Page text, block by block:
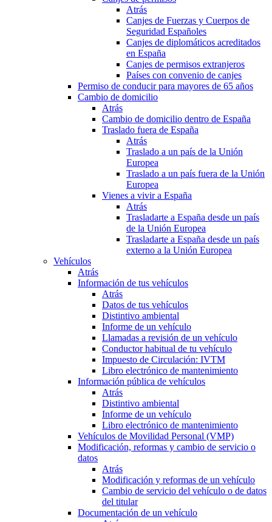
Atrás
Canjes de Fuerzas y Cuerpos de
Seguridad Españoles
Canjes de diplomáticos acreditados
en España
Canjes de permisos extranjeros
Países con convenio de canjes
Permiso de conducir para mayores de 65 años
Cambio de domicilio
Atrás
Cambio de domicilio dentro de España
Traslado fuera de España
Atrás
Traslado a un país de la Unión
Europea
Traslado a un país fuera de la Unión
Europea
Vienes a vivir a España
Atrás
Trasladarte a España desde un país
de la Unión Europea
Trasladarte a España desde un país
externo a la Unión Europea
Vehículos
Atrás
Información de tus vehículos
Atrás
Datos de tus vehículos
Distintivo ambiental
Informe de un vehículo
Llamadas a revisión de un vehículo
Conductor habitual de tu vehículo
Impuesto de Circulación: IVTM
Libro electrónico de mantenimiento
Información pública de vehículos
Atrás
Distintivo ambiental
Informe de un vehículo
Libro electrónico de mantenimiento
Vehículos de Movilidad Personal (VMP)
Modificación, reformas y cambio de servicio o
datos
Atrás
Modificación y reformas de un vehículo
Cambio de servicio del vehículo o de datos
del titular
Documentación de un vehículo